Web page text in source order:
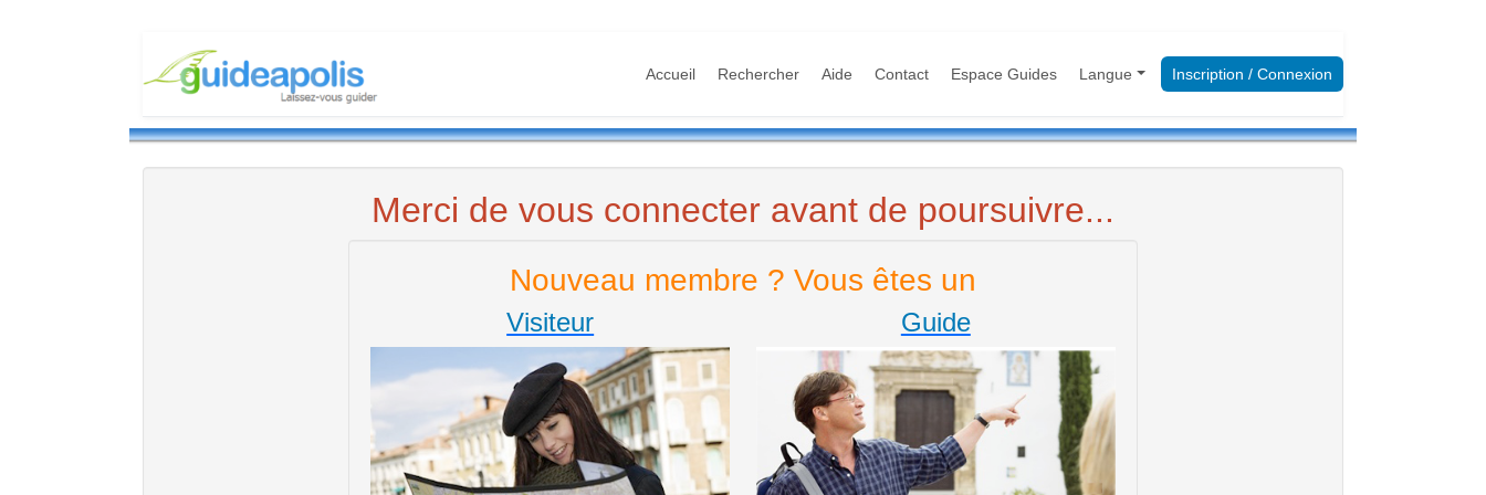
Accueil Rechercher Aide Contact Espace Guides Langue Inscription / Connexion
Merci de vous connecter avant de poursuivre...
Nouveau membre ? Vous êtes un
Visiteur Guide